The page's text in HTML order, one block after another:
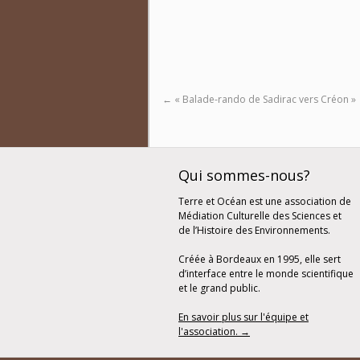
← « Balade-rando de Sadirac vers Créon »
Qui sommes-nous?
Terre et Océan est une association de
Médiation Culturelle des Sciences et
de l’Histoire des Environnements.
Créée à Bordeaux en 1995, elle sert
d’interface entre le monde scientifique
et le grand public.
En savoir plus sur l'équipe et
l'association. →